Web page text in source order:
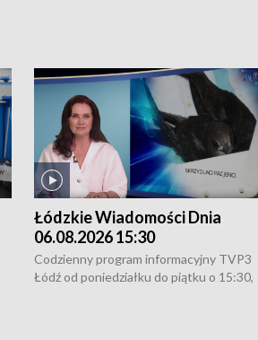
Łódzkie Wiadomości Dnia
06.08.2026 15:30
Codzienny program informacyjny TVP3
Łódź od poniedziałku do piątku o 15:30,